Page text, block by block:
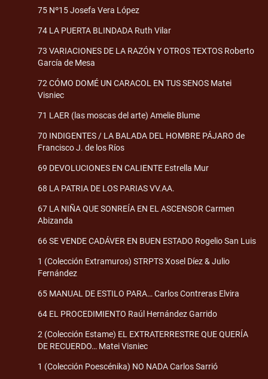
75 Nº15 Josefa Vera López
74 LA PUERTA BLINDADA Ruth Vilar
73 VARIACIONES DE LA RAZÓN Y OTROS TEXTOS Roberto
García de Mesa
72 CÓMO DOMÉ UN CARACOL EN TUS SENOS Matei
Visniec
71 LAER (las moscas del arte) Amelie Blume
70 INDIGENTES / LA BALADA DEL HOMBRE PÁJARO de
Francisco J. de los Ríos
69 DEVOLUCIONES EN CALIENTE Estrella Mur
68 LA PATRIA DE LOS PARIAS VV.AA.
67 LA NIÑA QUE SONREÍA EN EL ASCENSOR Carmen
Abizanda
66 SE VENDE CADÁVER EN BUEN ESTADO Rogelio San Luis
1 (Colección Extramuros) STRPTS Xosel Díez & Julio
Fernández
65 MANUAL DE ESTILO PARA… Carlos Contreras Elvira
64 EL PROCEDIMIENTO Raúl Hernández Garrido
2 (Colección Estame) EL EXTRATERRESTRE QUE QUERÍA
DE RECUERDO… Matei Visniec
1 (Colección Poescénika) NO NADA Carlos Sarrió